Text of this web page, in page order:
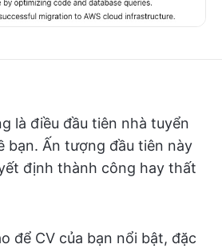
là điều đầu tiên nhà tuyển
bạn. Ấn tượng đầu tiên này
định thành công hay thất
để CV của bạn nổi bật, đặc